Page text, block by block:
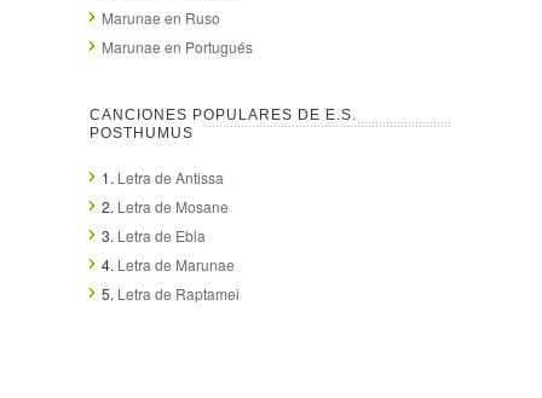
Marunae en Ruso
Marunae en Portugués
CANCIONES POPULARES DE E.S.
POSTHUMUS
1. Letra de Antissa
2. Letra de Mosane
3. Letra de Ebla
4. Letra de Marunae
5. Letra de Raptamei